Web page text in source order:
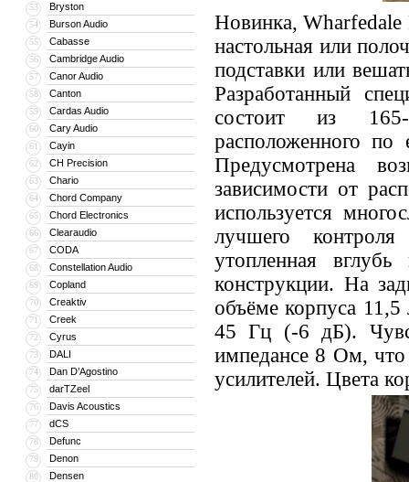
53 Bryston
54 Burson Audio
55 Cabasse
56 Cambridge Audio
57 Canor Audio
58 Canton
59 Cardas Audio
60 Cary Audio
61 Cayin
62 CH Precision
63 Chario
64 Chord Company
65 Chord Electronics
66 Clearaudio
67 CODA
68 Constellation Audio
69 Copland
70 Creaktiv
71 Creek
72 Cyrus
73 DALI
74 Dan D’Agostino
75 darTZeel
76 Davis Acoustics
77 dCS
78 Defunc
79 Denon
80 Densen
Новинка, Wharfedale
настольная или
подставки или
Разработанный
состоит из 165-
расположенного
Предусмотрена
зависимости от
используется
лучшего
утопленная
конструкции. На
объёме корпуса 11,5
45 Гц (-6 дБ).
импедансе 8 Ом, что
усилителей. Цвета